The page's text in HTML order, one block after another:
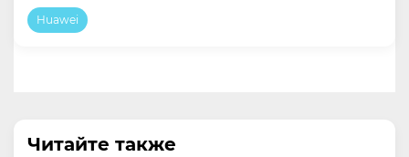
Huawei
Читайте также